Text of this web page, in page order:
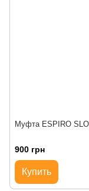
Муфта ESPIRO
900 грн
Купить